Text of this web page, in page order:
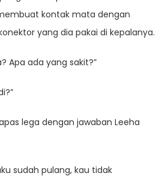
kontak mata dengan
yang dia pakai di kepalanya.
Apa ada yang sakit?”
lega dengan jawaban Leeha
sudah pulang, kau tidak